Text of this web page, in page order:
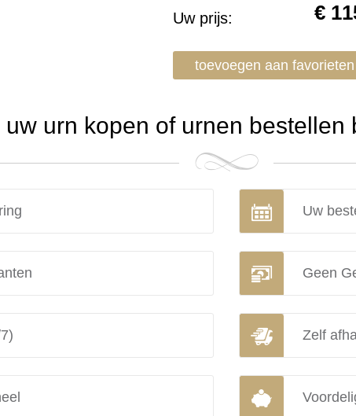
Uw prijs: €
toevoegen aan favorieten
uw urn kopen of urnen bestellen
Uw
Geen
Zelf